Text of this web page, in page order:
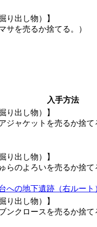
り出し物）】
サを売るか捨てる。）
入手方法
り出し物）】
ジャケットを売るか捨て
り出し物）】
らのよろいを売るか捨て
への地下遺跡（右ルート
り出し物）】
ンクロースを売るか捨て